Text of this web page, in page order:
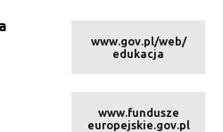
www.gov.pl/web/
edukacja
www.fundusze
europejskie.gov.pl